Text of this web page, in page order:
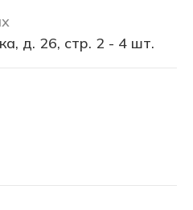
д. 26, стр. 2 - 4 шт.